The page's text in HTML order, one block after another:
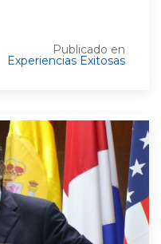
Publicado en
Experiencias Exitosas